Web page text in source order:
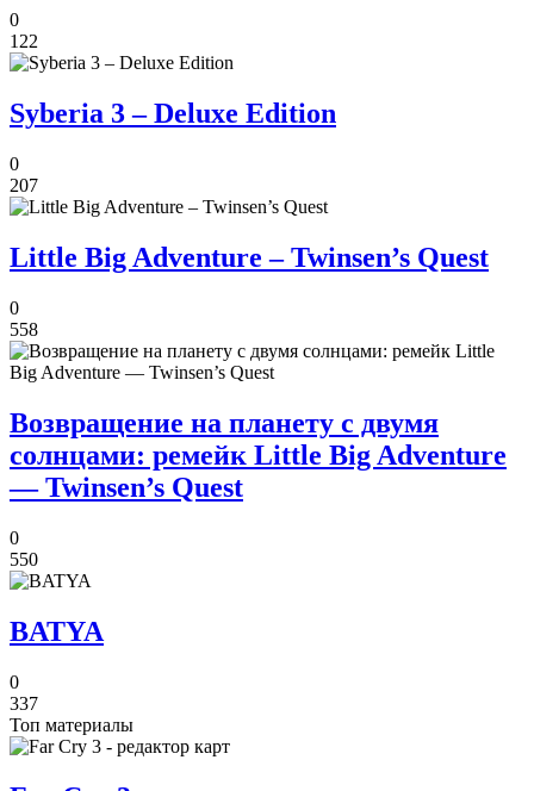
0
122
Syberia 3 – Deluxe Edition
0
207
Little Big Adventure – Twinsen’s Quest
0
558
Возвращение на планету с двумя
солнцами: ремейк Little Big Adventure
— Twinsen’s Quest
0
550
BATYA
0
337
Топ материалы